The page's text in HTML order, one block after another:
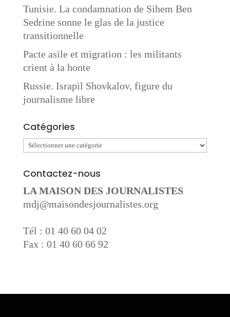
Tunisie. La condamnation de Sihem Ben
Sedrine sonne le glas de la justice
transitionnelle
Pacte asile et migration : les militants
crient à la honte
Russie. Israpil Shovkalov, figure du
journalisme libre
Catégories
Catégories
Contactez-nous
LA MAISON DES JOURNALISTES
mdj@maisondesjournalistes.org
Tél : 01 40 60 04 02
Fax : 01 40 60 66 92